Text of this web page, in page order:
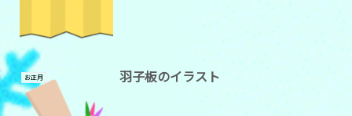
お正月 羽子板のイラスト